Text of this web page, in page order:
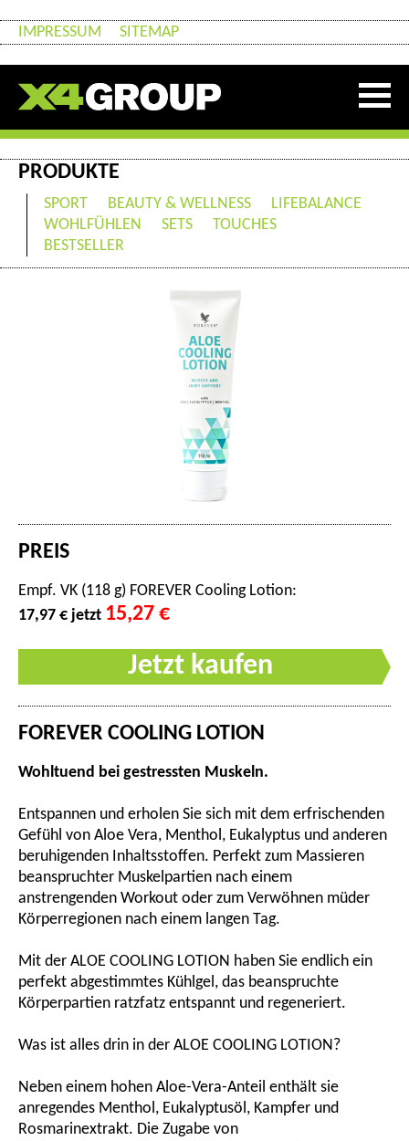
IMPRESSUM SITEMAP
PRODUKTE
SPORT BEAUTY & WELLNESS
LIFEBALANCE
WOHLFÜHLEN
SETS
TOUCHES
BESTSELLER
PREIS
Empf. VK (118 g) FOREVER Cooling Lotion:
17,97 € jetzt 15,27 €
Jetzt kaufen
FOREVER COOLING LOTION
Wohltuend bei gestressten Muskeln.
Entspannen und erholen Sie sich mit dem erfrischenden
Gefühl von Aloe Vera, Menthol, Eukalyptus und anderen
beruhigenden Inhaltsstoffen. Perfekt zum Massieren
beanspruchter Muskelpartien nach einem
anstrengenden Workout oder zum Verwöhnen müder
Körperregionen nach einem langen Tag.
Mit der ALOE COOLING LOTION haben Sie endlich ein
perfekt abgestimmtes Kühlgel, das beanspruchte
Körperpartien ratzfatz entspannt und regeneriert.
Was ist alles drin in der ALOE COOLING LOTION?
Neben einem hohen Aloe-Vera-Anteil enthält sie
anregendes Menthol, Eukalyptusöl, Kampfer und
Rosmarinextrakt. Die Zugabe von